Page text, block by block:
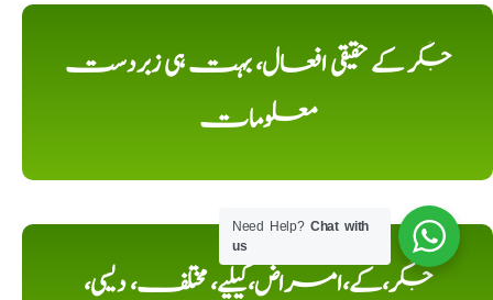
جگر کے حقیقی افعال، بہت ہی زبردست
معلومات
جگر،کے،امراض،کیلیے، مختلف، دیسی،
Need Help?Chat with
us